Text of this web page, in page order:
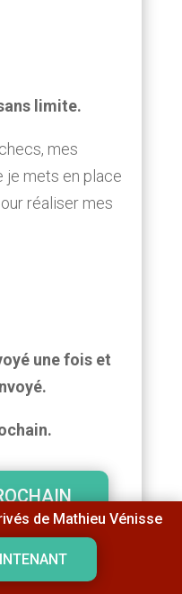
limite.
mes
je mets en place
réaliser mes
une fois et
de Mathieu Vénisse